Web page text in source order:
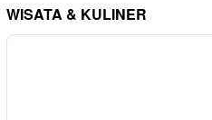
WISATA & KULINER